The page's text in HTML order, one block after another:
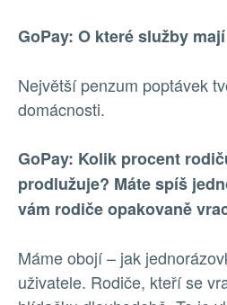
GoPay: O které služby
Největší penzum poptávek
domácnosti.
GoPay: Kolik procent
prodlužuje? Máte spíš
vám rodiče opakovaně
Máme obojí – jak
uživatele. Rodiče, kteří se